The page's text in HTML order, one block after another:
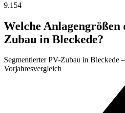
9.154
Welche Anlagengrößen
Zubau in Bleckede?
Segmentierter PV-Zubau in
Vorjahresvergleich